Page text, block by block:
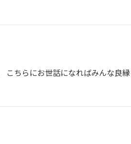
こちらにお世話になればみんな良